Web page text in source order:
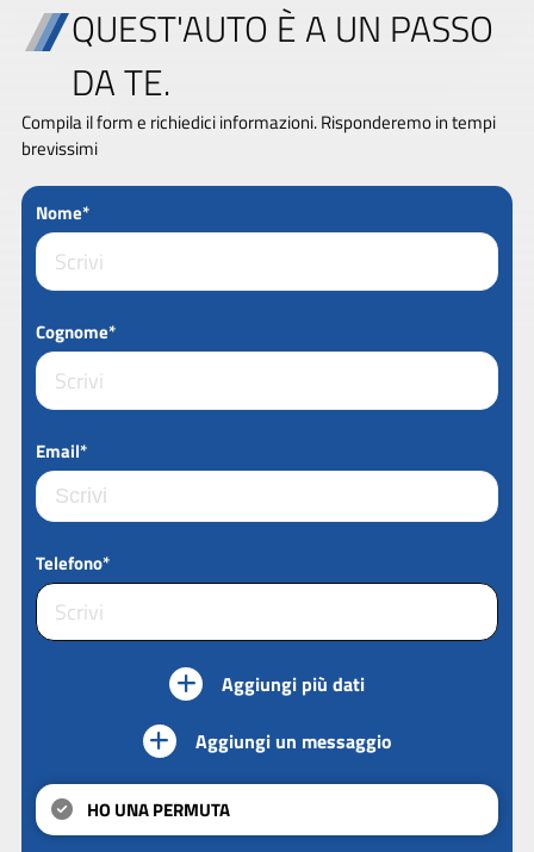
QUEST'AUTO È A UN PASSO
DA TE.
Compila il form e richiedici informazioni. Risponderemo in tempi
brevissimi
Nome*
Cognome*
Email*
Telefono*
Aggiungi più dati
Aggiungi un messaggio
HO UNA PERMUTA